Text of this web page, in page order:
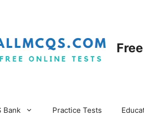
Bank Practice Tests